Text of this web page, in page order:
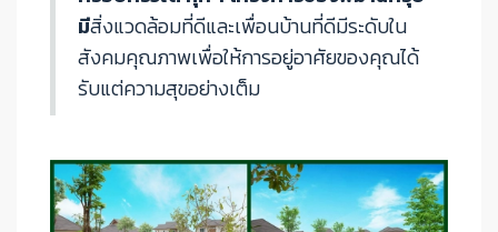
มีสิ่งแวดล้อมที่ดีและเพื่อนบ้านที่ดีมีระดับใน
สังคมคุณภาพเพื่อให้การอยู่อาศัยของคุณได้
รับแต่ความสุขอย่างเต็ม